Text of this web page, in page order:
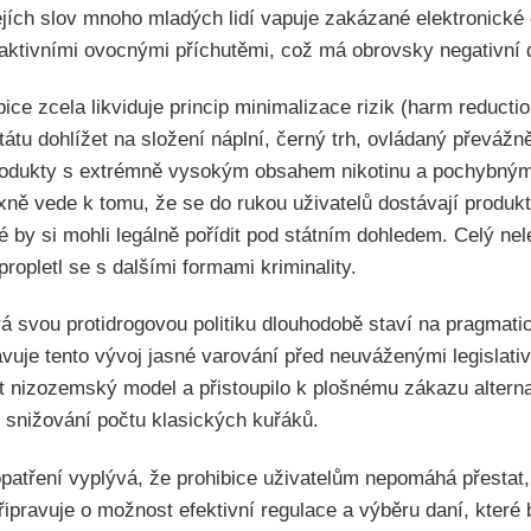
slov mnoho mladých lidí vapuje zakázané
ovocnými příchutěmi, což má obrovsky negativní
zcela likviduje princip minimalizace rizik (harm
dohlížet na složení náplní, černý trh, ovládaný
s extrémně vysokým obsahem nikotinu a
vede k tomu, že se do rukou uživatelů dostávají
by si mohli legálně pořídit pod státním dohledem. Celý
se s dalšími formami kriminality.
svou protidrogovou politiku dlouhodobě staví na
tento vývoj jasné varování před neuváženými
nizozemský model a přistoupilo k plošnému zákazu
počtu klasických kuřáků.
vyplývá, že prohibice uživatelům nepomáhá
o možnost efektivní regulace a výběru daní, které